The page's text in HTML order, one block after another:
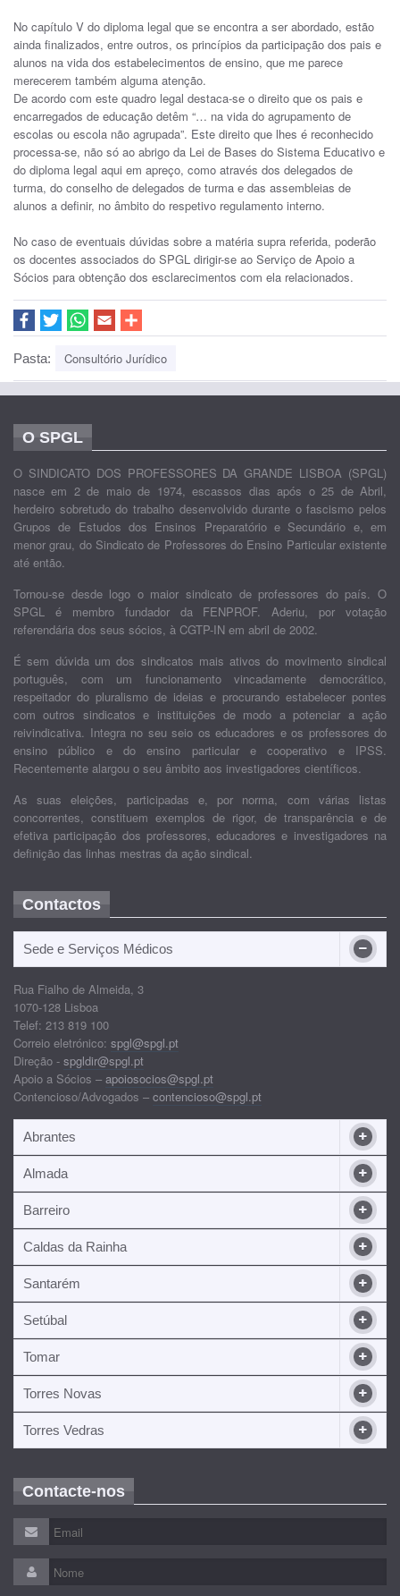
No capítulo V do diploma legal que se encontra a ser abordado, estão
ainda finalizados, entre outros, os princípios da participação dos pais e
alunos na vida dos estabelecimentos de ensino, que me parece
merecerem também alguma atenção.
De acordo com este quadro legal destaca-se o direito que os pais e
encarregados de educação detêm “… na vida do agrupamento de
escolas ou escola não agrupada”. Este direito que lhes é reconhecido
processa-se, não só ao abrigo da Lei de Bases do Sistema Educativo e
do diploma legal aqui em apreço, como através dos delegados de
turma, do conselho de delegados de turma e das assembleias de
alunos a definir, no âmbito do respetivo regulamento interno.
No caso de eventuais dúvidas sobre a matéria supra referida, poderão
os docentes associados do SPGL dirigir-se ao Serviço de Apoio a
Sócios para obtenção dos esclarecimentos com ela relacionados.
Pasta: Consultório Jurídico
O SPGL
O SINDICATO DOS PROFESSORES DA GRANDE LISBOA (SPGL)
nasce em 2 de maio de 1974, escassos dias após o 25 de Abril,
herdeiro sobretudo do trabalho desenvolvido durante o fascismo pelos
Grupos de Estudos dos Ensinos Preparatório e Secundário e, em
menor grau, do Sindicato de Professores do Ensino Particular existente
até então.
Tornou-se desde logo o maior sindicato de professores do país. O
SPGL é membro fundador da FENPROF. Aderiu, por votação
referendária dos seus sócios, à CGTP-IN em abril de 2002.
É sem dúvida um dos sindicatos mais ativos do movimento sindical
português, com um funcionamento vincadamente democrático,
respeitador do pluralismo de ideias e procurando estabelecer pontes
com outros sindicatos e instituições de modo a potenciar a ação
reivindicativa. Integra no seu seio os educadores e os professores do
ensino público e do ensino particular e cooperativo e IPSS.
Recentemente alargou o seu âmbito aos investigadores científicos.
As suas eleições, participadas e, por norma, com várias listas
concorrentes, constituem exemplos de rigor, de transparência e de
efetiva participação dos professores, educadores e investigadores na
definição das linhas mestras da ação sindical.
Contactos
Sede e Serviços Médicos
Rua Fialho de Almeida, 3
1070-128 Lisboa
Telef: 213 819 100
Correio eletrónico: spgl@spgl.pt
Direção - spgldir@spgl.pt
Apoio a Sócios – apoiosocios@spgl.pt
Contencioso/Advogados – contencioso@spgl.pt
Abrantes
Almada
Barreiro
Caldas da Rainha
Santarém
Setúbal
Tomar
Torres Novas
Torres Vedras
Contacte-nos